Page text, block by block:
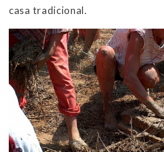
casa tradicional.